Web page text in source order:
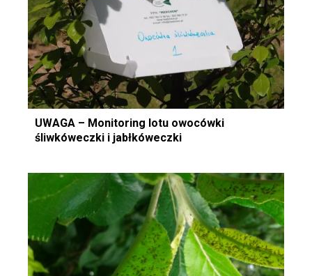
UWAGA – Monitoring lotu owocówki
śliwkóweczki i jabłkóweczki